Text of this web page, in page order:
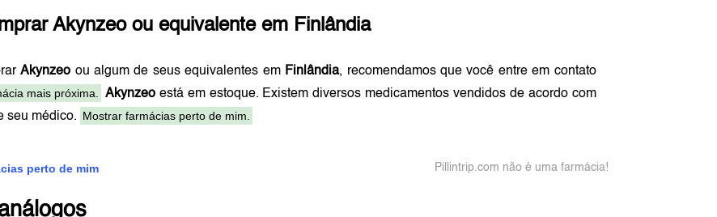
Akynzeoou equivalente em Finlândia
Akynzeo ou algum de seus equivalentes em Finlândia, recomendamos que você entre em contato
mais próxima. Akynzeoestá em estoque. Existem diversos medicamentos vendidos de acordo com
seu médico. Mostrar farmácias perto de mim.
perto de mim Pillintrip.com não é uma farmácia!